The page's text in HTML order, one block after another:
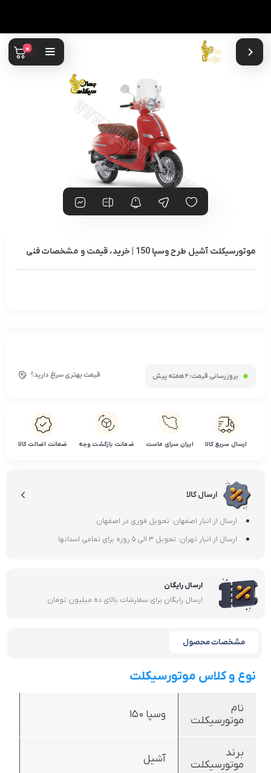
0
موتورسیکلت آشیل طرح وسپا 150 | خرید، قیمت و مشخصات فنی
بروزرسانی قیمت: 2 هفته پیش قیمت بهتری سراغ دارید؟
ارسال سریع کالا ایران سرای ماست ضمانت بازگشت وجه ضمانت اضالت کالا
ارسال کالا
ارسال از انبار اصفهان: تحویل فوری در اصفهان
ارسال از انبار تهران: تحویل 3 الی 5 روزه برای تمامی استانها
ارسال رایگان
ارسال رایگان برای سفارشات بالای ده میلیون تومان
مشخصات محصول
نوع و کلاس موتورسیکلت
نام
موتورسیکلت
وسپا 150
برند
موتورسیکلت
آشیل